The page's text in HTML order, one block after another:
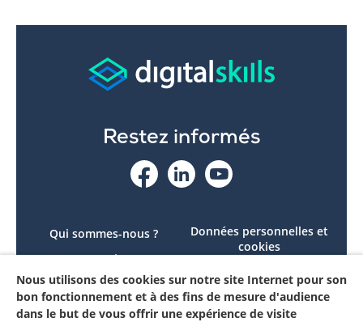
Restez informés
Qui sommes-nous ?
Le projet
Contactez-nous
Mon compte
Données personnelles et
cookies
conforme
Mentions légales
Nous utilisons des cookies sur notre site Internet pour son
bon fonctionnement et à des fins de mesure d'audience
dans le but de vous offrir une expérience de visite